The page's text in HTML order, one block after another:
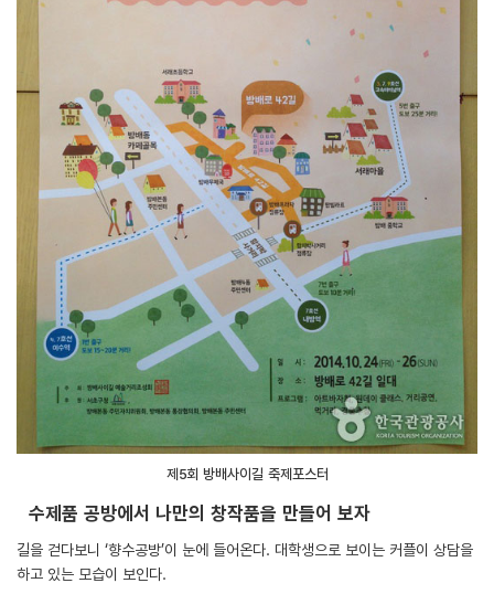
제5회 방배사이길 축제포스터
수제품 공방에서 나만의 창작품을 만들어 보자
길을 걷다보니 ‘향수공방’이 눈에 들어온다. 대학생으로 보이는 커플이 상담을
하고 있는 모습이 보인다.